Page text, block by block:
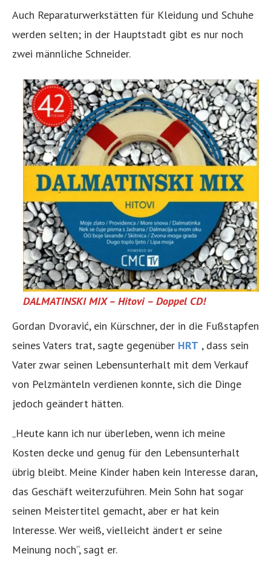
Auch Reparaturwerkstätten für Kleidung und Schuhe
werden selten; in der Hauptstadt gibt es nur noch
zwei männliche Schneider.
DALMATINSKI MIX – Hitovi – Doppel CD!
Gordan Dvoravić, ein Kürschner, der in die Fußstapfen
seines Vaters trat, sagte gegenüber HRT , dass sein
Vater zwar seinen Lebensunterhalt mit dem Verkauf
von Pelzmänteln verdienen konnte, sich die Dinge
jedoch geändert hätten.
„Heute kann ich nur überleben, wenn ich meine
Kosten decke und genug für den Lebensunterhalt
übrig bleibt. Meine Kinder haben kein Interesse daran,
das Geschäft weiterzuführen. Mein Sohn hat sogar
seinen Meistertitel gemacht, aber er hat kein
Interesse. Wer weiß, vielleicht ändert er seine
Meinung noch“, sagt er.